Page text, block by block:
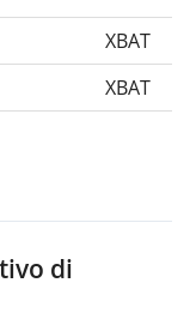
XBAT
XBAT
di